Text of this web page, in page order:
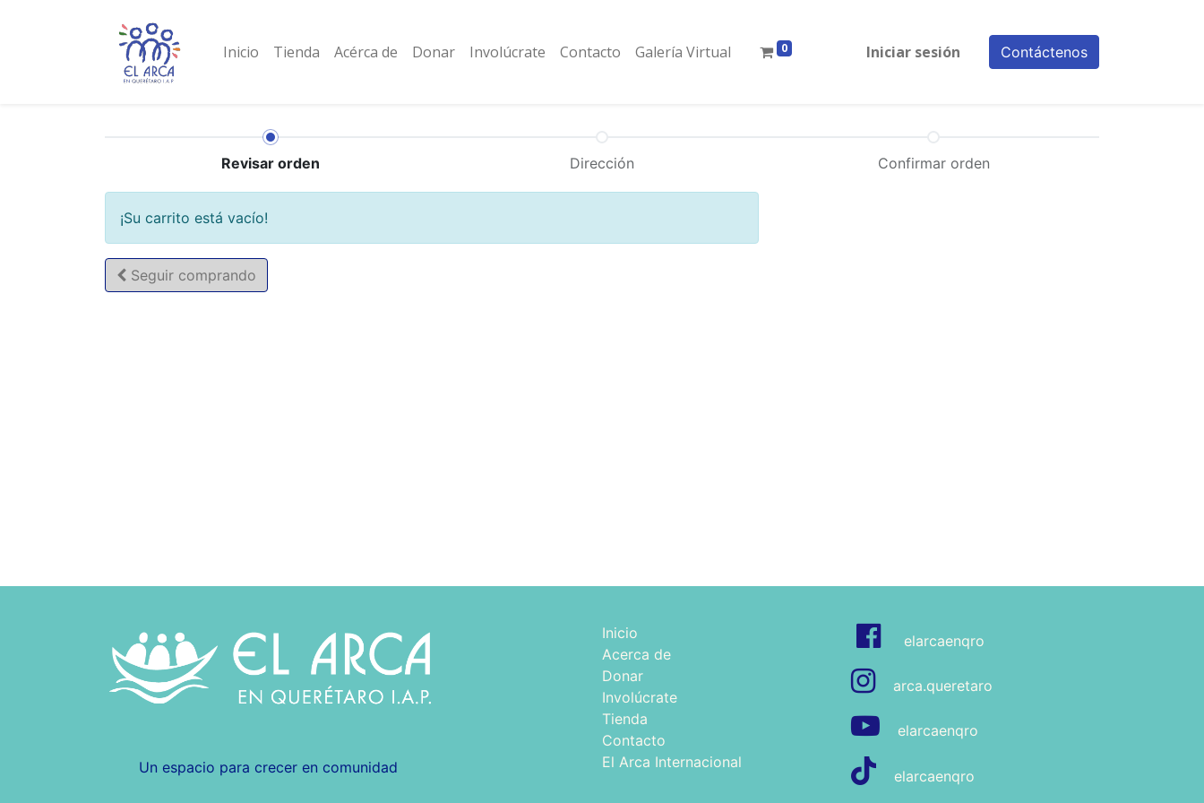
Inicio Tienda Acérca de Donar Involúcrate Contacto Galería Virtual 0 Iniciar sesión Contáctenos
Revisar orden Dirección Confirmar orden
¡Su carrito está vacío!
Seguir comprando
Un espacio para crecer en comunidad
Inicio
Acerca de
Donar​
Involúcrate
Tienda
Contacto
El Arca Internacional
elarcaenqro​
arca.queretaro
elarcaenqro
elarcaenqro